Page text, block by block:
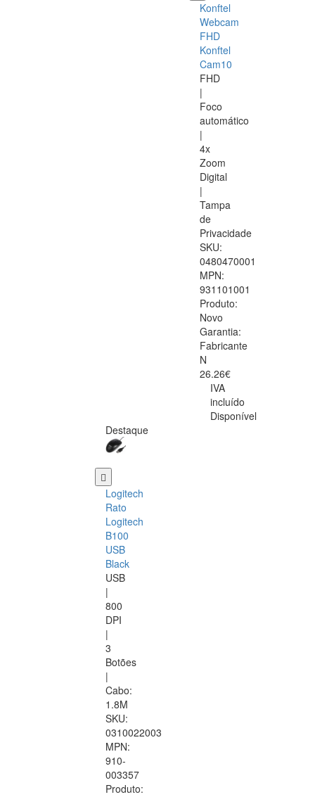
Konftel
Webcam
FHD
Konftel
Cam10
FHD
|
Foco
automático
|
4x
Zoom
Digital
|
Tampa
de
Privacidade
SKU:
0480470001
MPN:
931101001
Produto:
Novo
Garantia:
Fabricante
N
26.26€
IVA
incluído
Disponível
Destaque
Logitech
Rato
Logitech
B100
USB
Black
USB
|
800
DPI
|
3
Botões
|
Cabo:
1.8M
SKU:
0310022003
MPN:
910-
003357
Produto: